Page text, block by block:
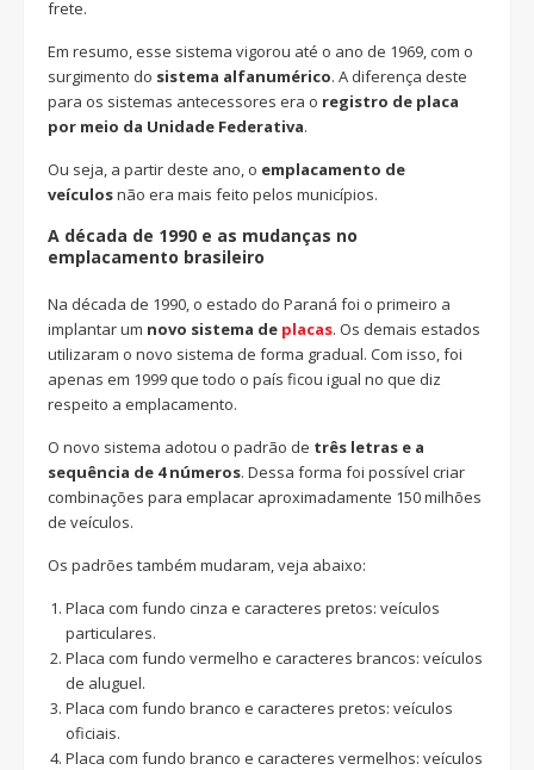
frete.
Em resumo, esse sistema vigorou até o ano de 1969, com o
surgimento do sistema alfanumérico. A diferença deste
para os sistemas antecessores era o registro de placa
por meio da Unidade Federativa.
Ou seja, a partir deste ano, o emplacamento de
veículosnão era mais feito pelos municípios.
A década de 1990 e as mudanças no
emplacamento brasileiro
Na década de 1990, o estado do Paraná foi o primeiro a
implantar um novo sistema de placas. Os demais estados
utilizaram o novo sistema de forma gradual. Com isso, foi
apenas em 1999 que todo o país ficou igual no que diz
respeito a emplacamento.
O novo sistema adotou o padrão de três letras e a
sequência de 4 números. Dessa forma foi possível criar
combinações para emplacar aproximadamente 150 milhões
de veículos.
Os padrões também mudaram, veja abaixo:
Placa com fundo cinza e caracteres pretos: veículos
particulares.
Placa com fundo vermelho e caracteres brancos: veículos
de aluguel.
Placa com fundo branco e caracteres pretos: veículos
oficiais.
Placa com fundo branco e caracteres vermelhos: veículos